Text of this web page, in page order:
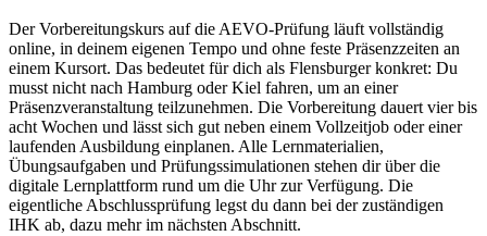
Der Vorbereitungskurs auf die AEVO-Prüfung läuft vollständig
online, in deinem eigenen Tempo und ohne feste Präsenzzeiten an
einem Kursort. Das bedeutet für dich als Flensburger konkret: Du
musst nicht nach Hamburg oder Kiel fahren, um an einer
Präsenzveranstaltung teilzunehmen. Die Vorbereitung dauert vier bis
acht Wochen und lässt sich gut neben einem Vollzeitjob oder einer
laufenden Ausbildung einplanen. Alle Lernmaterialien,
Übungsaufgaben und Prüfungssimulationen stehen dir über die
digitale Lernplattform rund um die Uhr zur Verfügung. Die
eigentliche Abschlussprüfung legst du dann bei der zuständigen
IHK ab, dazu mehr im nächsten Abschnitt.